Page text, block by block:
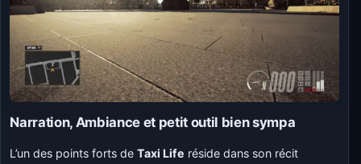
Narration, Ambiance et petit outil bien sympa
L’un des points forts deTaxi Life réside dans son récit